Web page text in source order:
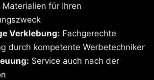
für Ihren
Verklebung: Fachgerechte
durch kompetente Werbetechniker
Service auch nach der